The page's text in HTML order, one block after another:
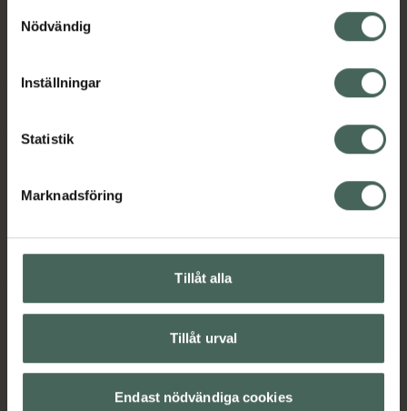
återkalla ditt samtycke via webbplatsens
cookieinställningar. Ett återkallat samtycke påverkar inte
lagligheten av behandling som skett innan återkallelsen.
Nödvändig
Inställningar
Statistik
Marknadsföring
Tillåt alla
Tillåt urval
Endast nödvändiga cookies
syd till Lappland i norr, och online i mobilen och på
datorn. Oavsett vem du är så är det vårt uppdrag att
med oss.
Hitta apotek
Kundklubb
Sajtens tillgänglighet